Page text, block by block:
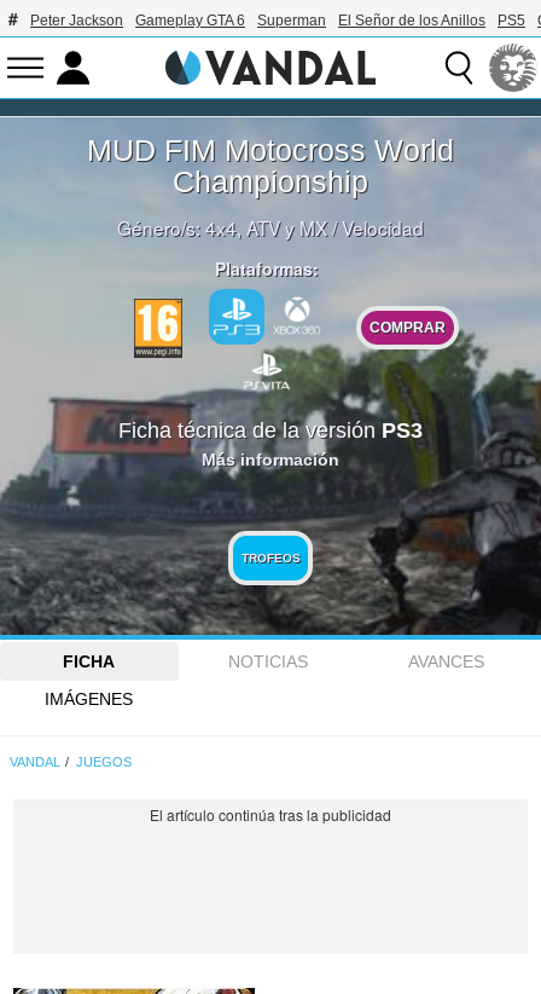
Peter Jackson Gameplay GTA 6 Superman El Señor de los Anillos PS5
MUD FIM Motocross World
Championship
Género/s:4x4, ATV y MX/Velocidad
Plataformas:
COMPRAR
Ficha técnica de la versión PS3
Más información
TROFEOS
FICHA NOTICIAS
AVANCES
IMÁGENES
VANDAL JUEGOS